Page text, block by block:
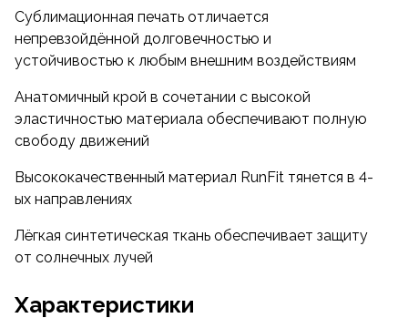
Сублимационная печать отличается
непревзойдённой долговечностью и
устойчивостью к любым внешним воздействиям
Анатомичный крой в сочетании с высокой
эластичностью материала обеспечивают полную
свободу движений
Высококачественный материал RunFit тянется в 4-
ых направлениях
Лёгкая синтетическая ткань обеспечивает защиту
от солнечных лучей
Характеристики